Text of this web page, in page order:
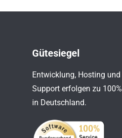
Gütesiegel
Entwicklung, Hosting und
Support erfolgen zu 100%
in Deutschland.